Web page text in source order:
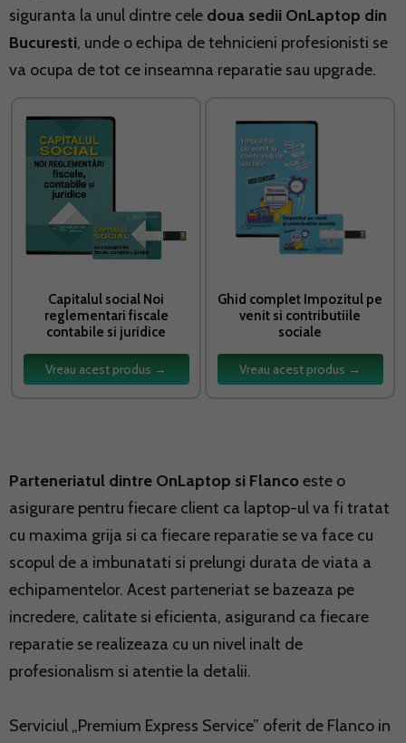
siguranta la unul dintre cele doua sedii OnLaptop din
Bucuresti, unde o echipa de tehnicieni profesionisti se
va ocupa de tot ce inseamna reparatie sau upgrade.
Capitalul social Noi
reglementari fiscale
contabile si juridice
Vreau acest produs →
Ghid complet Impozitul pe
venit si contributiile
sociale
Vreau acest produs →
Parteneriatul dintre OnLaptop si Flancoeste o
asigurare pentru fiecare client ca laptop-ul va fi tratat
cu maxima grija si ca fiecare reparatie se va face cu
scopul de a imbunatati si prelungi durata de viata a
echipamentelor. Acest parteneriat se bazeaza pe
incredere, calitate si eficienta, asigurand ca fiecare
reparatie se realizeaza cu un nivel inalt de
profesionalism si atentie la detalii.
Serviciul „Premium Express Service” oferit de Flanco in